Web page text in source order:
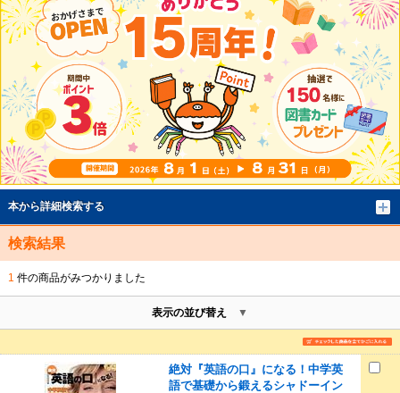
本から詳細検索する
検索結果
1 件の商品がみつかりました
表示の並び替え
絶対『英語の口』になる！中学英
語で基礎から鍛えるシャドーイン